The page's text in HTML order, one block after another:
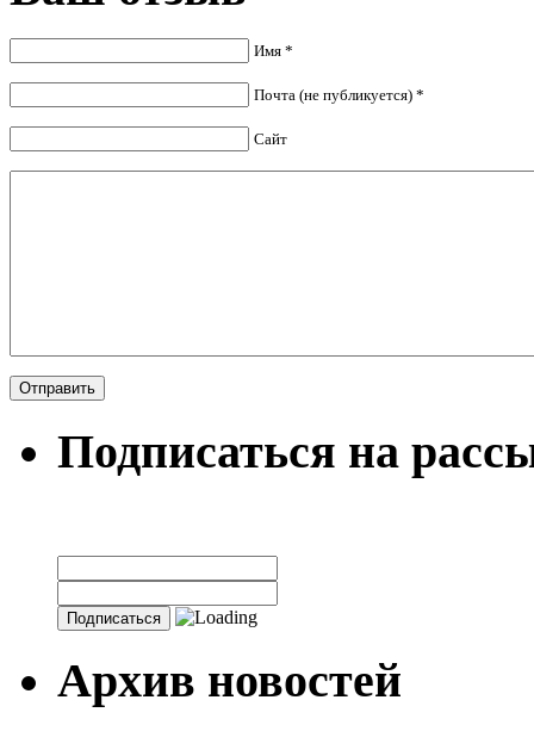
Имя *
Почта (не публикуется) *
Сайт
Подписаться на
Архив новостей